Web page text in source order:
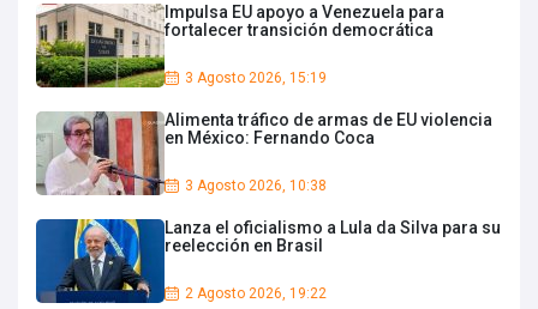
Impulsa EU apoyo a Venezuela para
fortalecer transición democrática
3 Agosto 2026, 15:19
Alimenta tráfico de armas de EU violencia
en México: Fernando Coca
3 Agosto 2026, 10:38
Lanza el oficialismo a Lula da Silva para su
reelección en Brasil
2 Agosto 2026, 19:22